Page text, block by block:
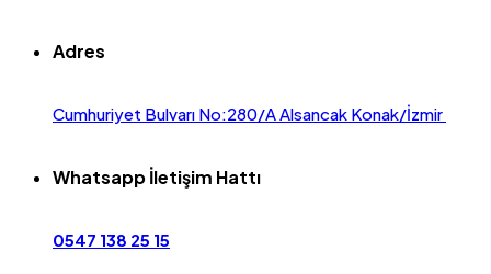
Adres
Cumhuriyet Bulvarı No:280/A Alsancak Konak/İzmir
Whatsapp İletişim Hattı
0547 138 25 15